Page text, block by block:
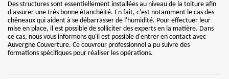
Des structures sont essentiellement installées au niveau de la toiture afin
d'assurer une très bonne étanchéité. En fait, c'est notamment le cas des
chêneaux qui aident à se débarrasser de l'humidité. Pour effectuer leur
mise en place, il est possible de solliciter des experts en la matière. Dans
ce cas, nous vous informons qu'il est possible d'entrer en contact avec
Auvergne Couverture. Ce couvreur professionnel a pu suivre des
formations spécifiques pour réaliser les opérations.